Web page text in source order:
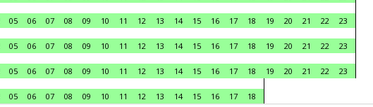
05 06 07 08 09 10 11 12 13 14 15 16 17 18 19 20 21 22
23
05 06 07 08 09 10 11 12 13 14 15 16 17 18 19 20 21 22
23
05 06 07 08 09 10 11 12 13 14 15 16 17 18 19 20 21 22
23
05 06 07 08 09 10 11 12 13 14 15 16 17 18